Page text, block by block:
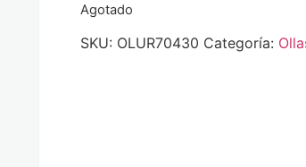
Agotado
SKU: OLUR70430 Categoría: